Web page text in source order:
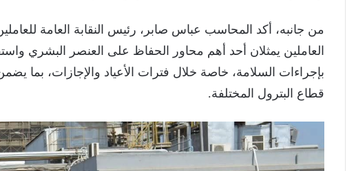
من جانبه، أكد المحاسب عباس صابر، رئيس النقابة العامة
العاملين يمثلان أحد أهم محاور الحفاظ على العنصر البشري
بإجراءات السلامة، خاصة خلال فترات الأعياد والإجازات، بما
قطاع البترول المختلفة.